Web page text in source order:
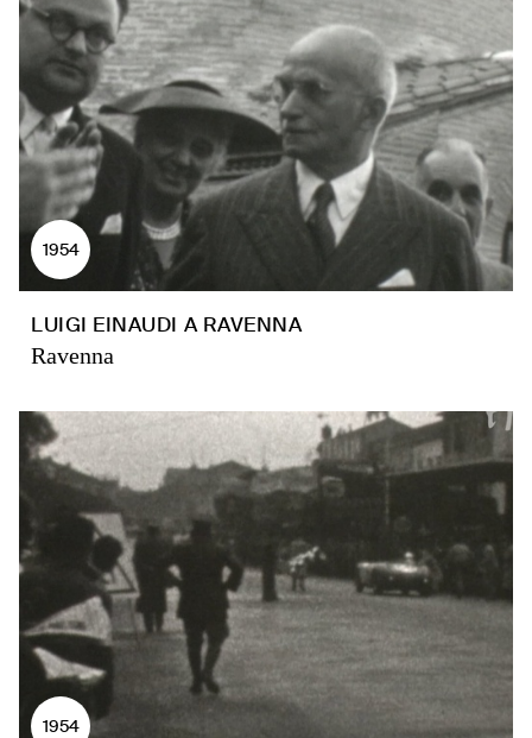
1954
LUIGI EINAUDI A RAVENNA
Ravenna
1954